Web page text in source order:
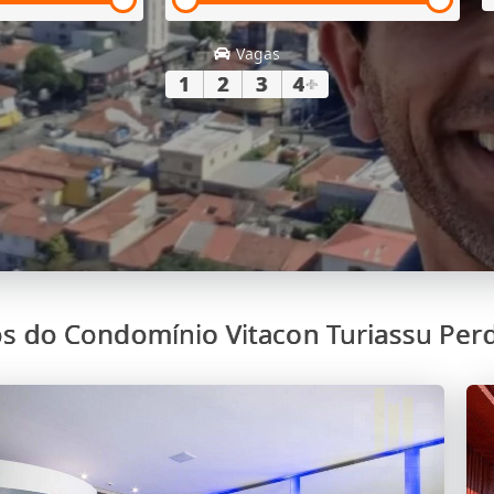
Vagas
1 2 3 4+
do Condomínio Vitacon Turiassu